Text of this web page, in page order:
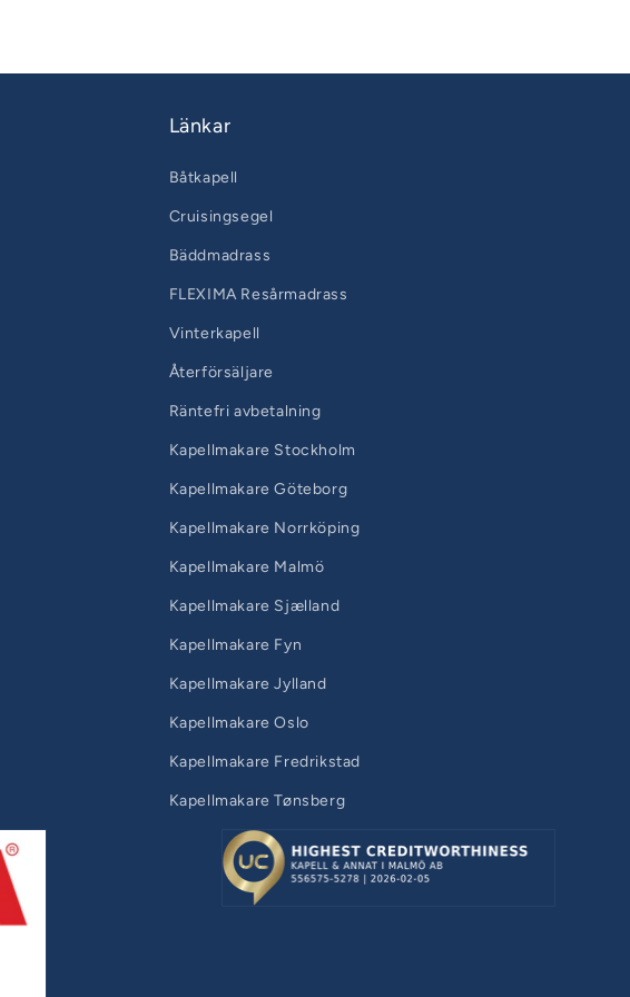
Länkar
Båtkapell
Cruisingsegel
Bäddmadrass
FLEXIMA Resårmadrass
Vinterkapell
Återförsäljare
Räntefri avbetalning
Kapellmakare Stockholm
Kapellmakare Göteborg
Kapellmakare Norrköping
Kapellmakare Malmö
Kapellmakare Sjælland
Kapellmakare Fyn
Kapellmakare Jylland
Kapellmakare Oslo
Kapellmakare Fredrikstad
Kapellmakare Tønsberg